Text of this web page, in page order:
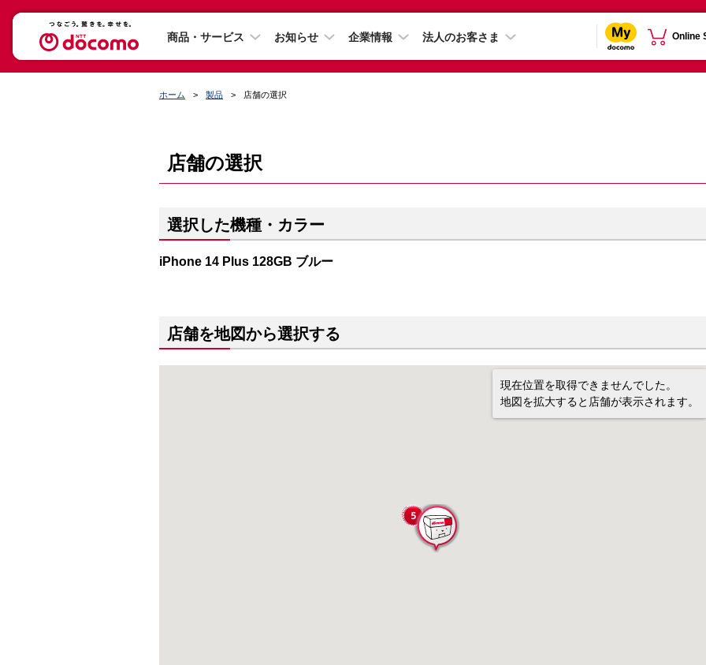
商品・サービス お知らせ 企業情報 法人のお客さま Online
ホーム 製品 店舗の選択
店舗の選択
選択した機種・カラー
iPhone 14 Plus 128GB ブルー
店舗を地図から選択する
現在位置を取得できませんでした。
地図を拡大すると店舗が表示されます。